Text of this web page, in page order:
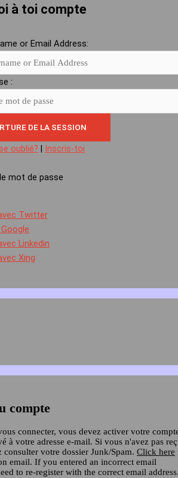
à toi compte
or Email Address:
:
oublié? Inscris-toi
mot de passe
Twitter
Linkedin
Xing
compte
connecter, vous devez activer votre
à votre adresse e-mail. Si vous n'avez pas
votre dossier Junk/Spam. Click here
email. If you entered an incorrect email
to re-register with the correct email